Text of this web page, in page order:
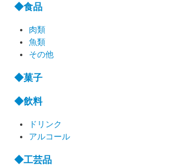
◆食品
肉類
魚類
その他
◆菓子
◆飲料
ドリンク
アルコール
◆工芸品